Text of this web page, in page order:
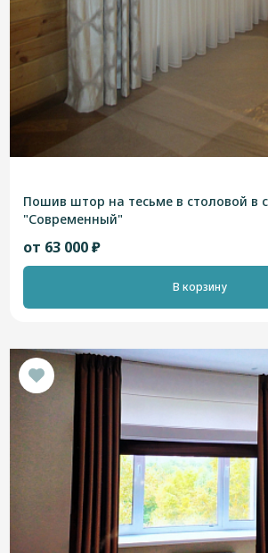
Пошив штор на тесьме в столовой в
"Современный"
от 63 000 ₽
В корзину